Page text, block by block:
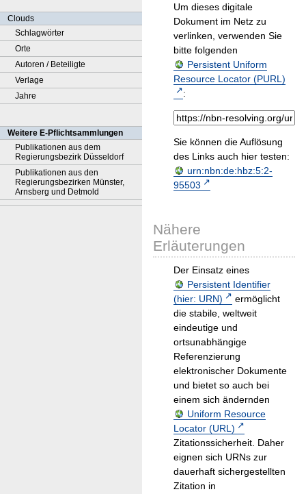
Clouds
Schlagwörter
Orte
Autoren / Beteiligte
Verlage
Jahre
Weitere E-Pflichtsammlungen
Publikationen aus dem
Regierungsbezirk Düsseldorf
Publikationen aus den
Regierungsbezirken Münster,
Arnsberg und Detmold
Um dieses digitale
Dokument im Netz zu
verlinken, verwenden Sie
bitte folgenden
Persistent Uniform
Resource Locator (PURL)
:
Sie können die Auflösung
des Links auch hier testen:
urn:nbn:de:hbz:5:2-
95503
Nähere
Erläuterungen
Der Einsatz eines
Persistent Identifier
(hier: URN)
ermöglicht
die stabile, weltweit
eindeutige und
ortsunabhängige
Referenzierung
elektronischer Dokumente
und bietet so auch bei
einem sich ändernden
Uniform Resource
Locator (URL)
Zitationssicherheit. Daher
eignen sich URNs zur
dauerhaft sichergestellten
Zitation in